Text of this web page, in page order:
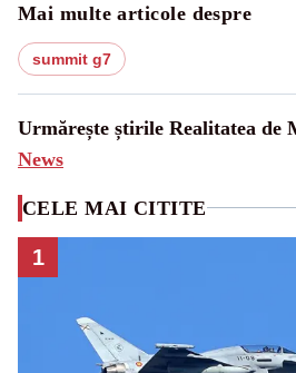
Mai multe articole despre
summit g7
Urmărește știrile Realitatea de
News
CELE MAI CITITE
1